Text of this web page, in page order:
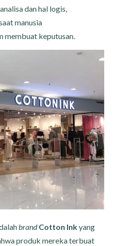
dan hal logis,
manusia
membuat keputusan.
brandCotton Inkyang
produk mereka terbuat